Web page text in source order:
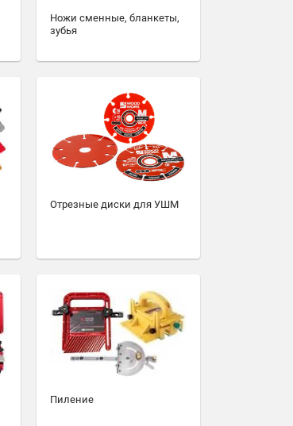
Ножи сменные, бланкеты,
зубья
Отрезные диски для УШМ
Пиление